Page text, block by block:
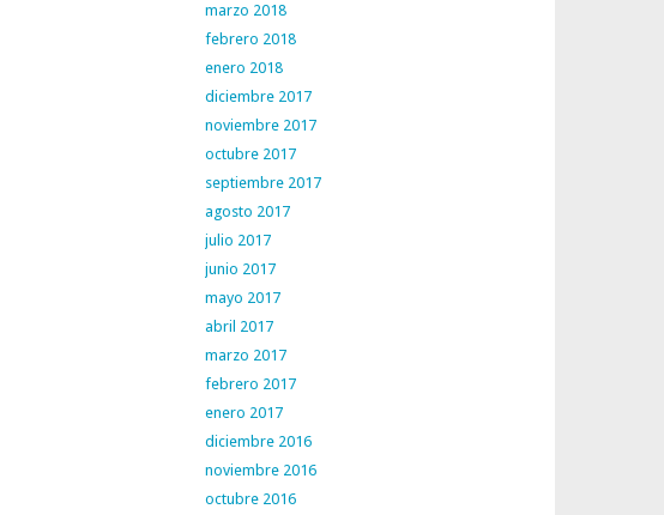
marzo 2018
febrero 2018
enero 2018
diciembre 2017
noviembre 2017
octubre 2017
septiembre 2017
agosto 2017
julio 2017
junio 2017
mayo 2017
abril 2017
marzo 2017
febrero 2017
enero 2017
diciembre 2016
noviembre 2016
octubre 2016